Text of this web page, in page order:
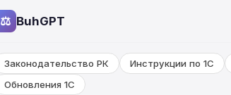
⚖ BuhGPT
Законодательство РК Инструкции по 1С
Обновления 1С